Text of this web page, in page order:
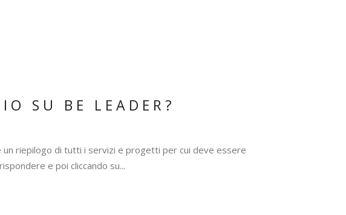
SU BE LEADER?
un riepilogo di tutti i servizi e progetti per cui deve essere
e poi cliccando su...